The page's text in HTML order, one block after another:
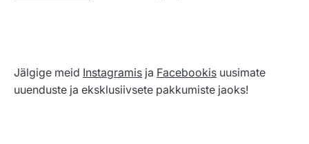
Jälgige meid Instagramis ja Facebookis uusimate
uuenduste ja eksklusiivsete pakkumiste jaoks!